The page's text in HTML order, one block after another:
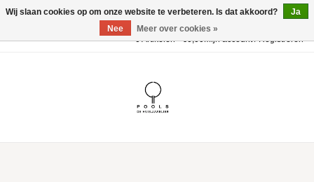
0 Artikelen - €0,00Mijn account / Registreren
Wij slaan cookies op om onze website te verbeteren. Is dat akkoord?
Ja
Nee
Meer over cookies »